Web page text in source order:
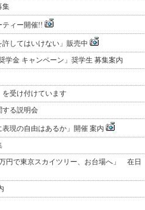
集
ティー開催!!
許してはいけない」販売中
学金 キャンペーン」奨学生 募集案内
を受け付けています
する説明会
表現の自由はあるか」開催 案内
円で東京スカイツリー、お台場へ」 在日